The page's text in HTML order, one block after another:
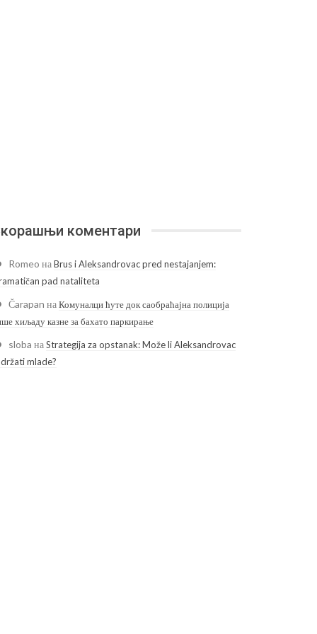
коментари
Romeo наBrus i Aleksandrovac pred nestajanjem:
pad nataliteta
Čarapan наКомуналци ћуте док саобраћајна полиција
хиљаду казне за бахато паркирање
sloba наStrategija za opstanak: Može li Aleksandrovac
mlade?